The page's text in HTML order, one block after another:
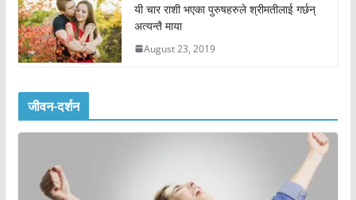
यी चार राशी भएका पुरुषहरुले श्रीमतीलाई गर्छन्
अत्यन्तै माया
August 23, 2019
जीवन-दर्शन